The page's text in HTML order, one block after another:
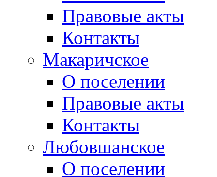
Правовые акты
Контакты
Макаричское
О поселении
Правовые акты
Контакты
Любовшанское
О поселении